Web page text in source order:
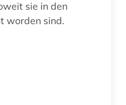
sie in den
worden sind.